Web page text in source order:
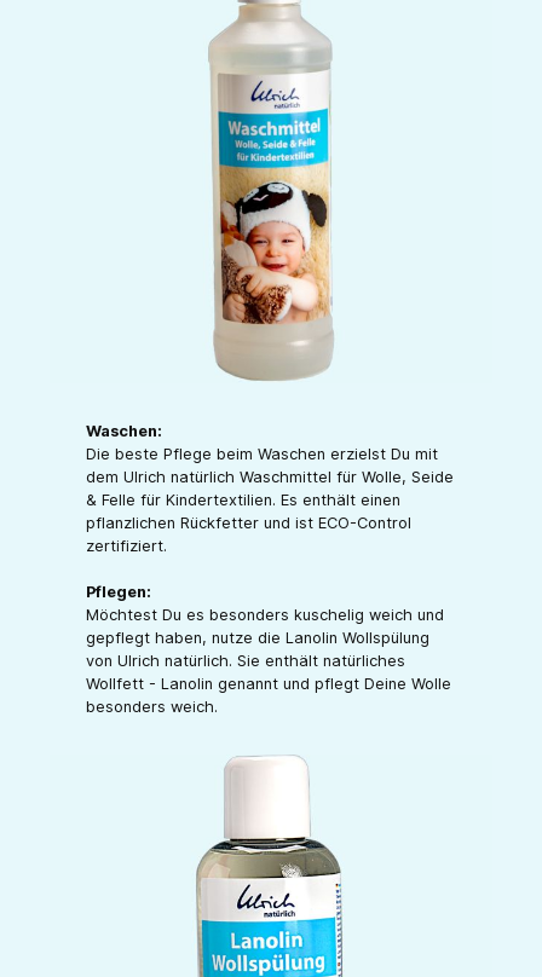
Waschen:
Die beste Pflege beim Waschen erzielst Du mit
dem Ulrich natürlich Waschmittel für Wolle, Seide
& Felle für Kindertextilien. Es enthält einen
pflanzlichen Rückfetter und ist ECO-Control
zertifiziert.
Pflegen:
Möchtest Du es besonders kuschelig weich und
gepflegt haben, nutze die Lanolin Wollspülung
von Ulrich natürlich. Sie enthält natürliches
Wollfett - Lanolin genannt und pflegt Deine Wolle
besonders weich.